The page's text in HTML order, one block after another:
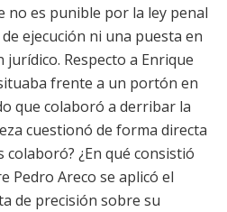
no es punible por la ley penal
ejecución ni una puesta en
Respecto a Enrique
frente a un portón en
que colaboró a derribar la
cuestionó de forma directa
colaboró? ¿En qué consistió
Pedro Areco se aplicó el
de precisión sobre su